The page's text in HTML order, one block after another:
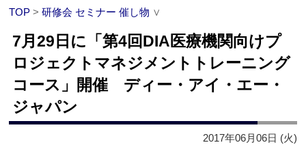
TOP >研修会 セミナー 催し物 ∨
7月29日に「第4回DIA医療機関向けプ
ロジェクトマネジメントトレーニング
コース」開催 ディー・アイ・エー・
ジャパン
2017年06月06日 (火)